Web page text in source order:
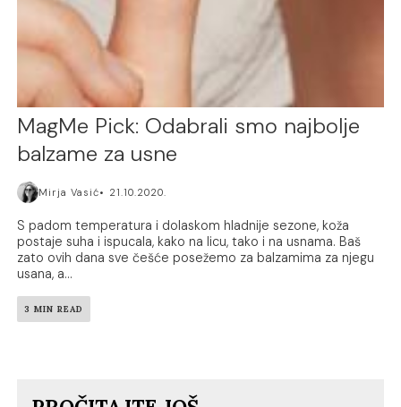
MagMe Pick: Odabrali smo najbolje
balzame za usne
Mirja Vasić 21.10.2020.
S padom temperatura i dolaskom hladnije sezone, koža
postaje suha i ispucala, kako na licu, tako i na usnama. Baš
zato ovih dana sve češće posežemo za balzamima za njegu
usana, a...
3 MIN READ